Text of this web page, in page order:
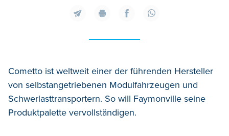
Cometto ist weltweit einer der führenden Hersteller
von selbstangetriebenen Modulfahrzeugen und
Schwerlasttransportern. So will Faymonville seine
Produktpalette vervollständigen.